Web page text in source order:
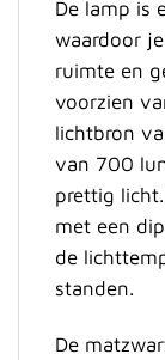
De lamp is
waardoor
ruimte en
voorzien
lichtbron
van 700
prettig
met een
de
standen.
De